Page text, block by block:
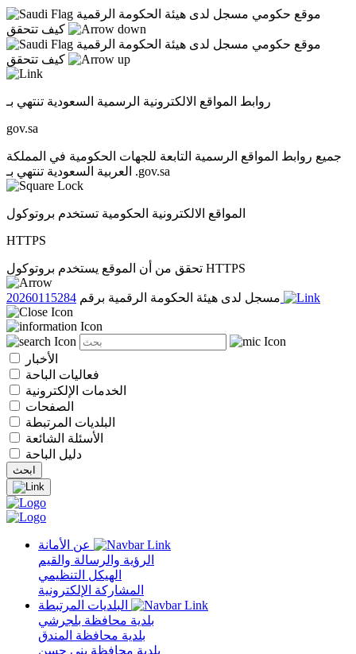
موقع حكومي مسجل لدى هيئة الحكومة الرقمية
موقع حكومي مسجل لدى هيئة الحكومة الرقمية
روابط المواقع الالكترونية الرسمية السعودية تنتهي بـ
gov.sa
جميع روابط المواقع الرسمية التابعة للجهات الحكومية في المملكة
العربية السعودية تنتهي بـ .gov.sa
المواقع الالكترونية الحكومية تستخدم بروتوكول
HTTPS
تحقق من أن الموقع يستخدم بروتوكول HTTPS
مسجل لدى هيئة الحكومة الرقمية برقم
الأخبار
فعاليات الباحة
الخدمات الإلكترونية
الصفحات
البلديات المرتبطة
الأسئلة الشائعة
دليل الباحة
الرؤية والرسالة والقيم
الهيكل التنظيمي
المشاركة الإلكترونية
بلدية محافظة بلجرشي
بلدية محافظة المندق
بلدية محافظة بني حسن